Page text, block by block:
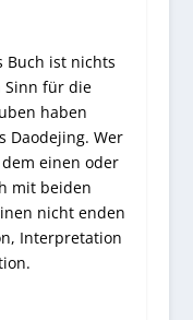
Buch ist nichts
Sinn für die
haben
Daodejing. Wer
einen oder
mit beiden
nicht enden
Interpretation